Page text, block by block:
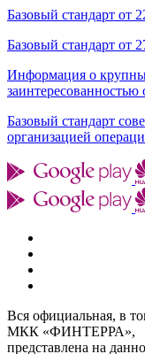
Базовый стандарт от
Базовый стандарт от
Информация о
заинтересованностью
Базовый стандарт
организацией
Вся официальная, в
МКК «ФИНТЕРРА»,
представлена на